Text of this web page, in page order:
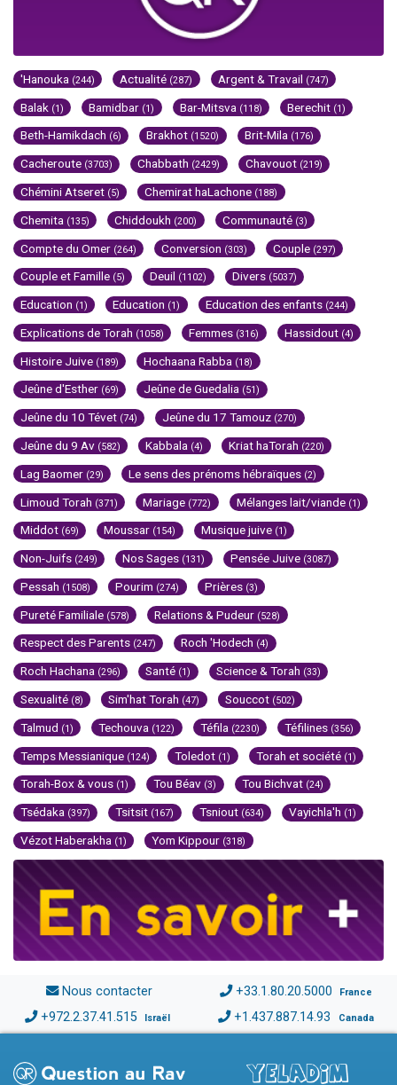
'Hanouka (244) Actualité (287) Argent & Travail (747)
Balak (1) Bamidbar (1) Bar-Mitsva (118) Berechit (1)
Beth-Hamikdach (6) Brakhot (1520) Brit-Mila (176)
Cacheroute (3703) Chabbath (2429) Chavouot (219)
Chémini Atseret (5) Chemirat haLachone (188)
Chemita (135) Chiddoukh (200) Communauté (3)
Compte du Omer (264) Conversion (303) Couple (297)
Couple et Famille (5) Deuil (1102) Divers (5037)
Education (1) Education (1) Education des enfants (244)
Explications de Torah (1058) Femmes (316) Hassidout (4)
Histoire Juive (189) Hochaana Rabba (18)
Jeûne d'Esther (69) Jeûne de Guedalia (51)
Jeûne du 10 Tévet (74) Jeûne du 17 Tamouz (270)
Jeûne du 9 Av (582) Kabbala (4) Kriat haTorah (220)
Lag Baomer (29) Le sens des prénoms hébraïques (2)
Limoud Torah (371) Mariage (772) Mélanges lait/viande (1)
Middot (69) Moussar (154) Musique juive (1)
Non-Juifs (249) Nos Sages (131) Pensée Juive (3087)
Pessah (1508) Pourim (274) Prières (3)
Pureté Familiale (578) Relations & Pudeur (528)
Respect des Parents (247) Roch 'Hodech (4)
Roch Hachana (296) Santé (1) Science & Torah (33)
Sexualité (8) Sim'hat Torah (47) Souccot (502)
Talmud (1) Techouva (122) Téfila (2230) Téfilines (356)
Temps Messianique (124) Toledot (1) Torah et société (1)
Torah-Box & vous (1) Tou Béav (3) Tou Bichvat (24)
Tsédaka (397) Tsitsit (167) Tsniout (634) Vayichla'h (1)
Vézot Haberakha (1) Yom Kippour (318)
Nous contacter +33.1.80.20.5000 France
+972.2.37.41.515 Israël +1.437.887.14.93 Canada